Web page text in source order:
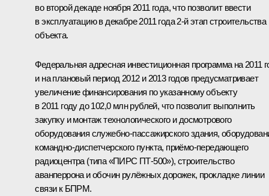
во второй декаде ноября 2011 года, что позволит ввести
в эксплуатацию в декабре 2011 года 2-й этап строительства
объекта.
Федеральная адресная инвестиционная программа на 2011
и на плановый период 2012 и 2013 годов предусматривает
увеличение финансирования по указанному объекту
в 2011 году до 102,0 млн рублей, что позволит выполнить
закупку и монтаж технологического и досмотрового
оборудования служебно-пассажирского здания,
командно-диспетчерского пункта, приёмо-передающего
радиоцентра (типа «ПИРС ПТ-500»), строительство
аванперрона и обочин рулёжных дорожек, прокладке линии
связи к БПРМ.